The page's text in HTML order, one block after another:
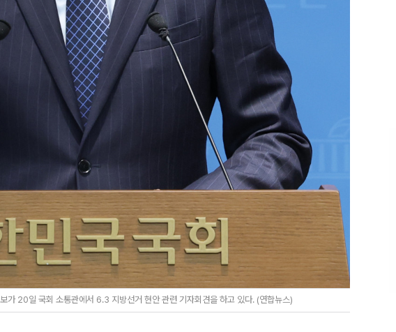
가 20일 국회 소통관에서 6.3 지방선거 현안 관련 기자회견을 하고 있다. (연합뉴스)